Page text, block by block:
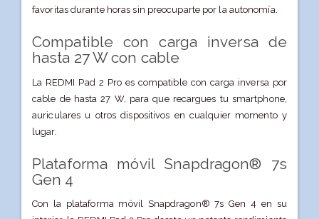
favoritas durante horas sin preocuparte por la autonomía.
Compatible con carga inversa de
hasta 27 W con cable
La REDMI Pad 2 Pro es compatible con carga inversa por
cable de hasta 27 W, para que recargues tu smartphone,
auriculares u otros dispositivos en cualquier momento y
lugar.
Plataforma móvil Snapdragon® 7s
Gen 4
Con la plataforma móvil Snapdragon® 7s Gen 4 en su